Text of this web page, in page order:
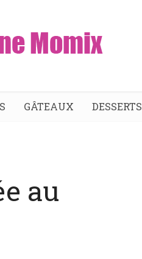
GÂTEAUX DESSERTS
au